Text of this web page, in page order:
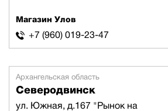
Магазин Улов
+7 (960) 019-23-47
Архангельская область
Северодвинск
ул. Южная, д.167 "Рынок на